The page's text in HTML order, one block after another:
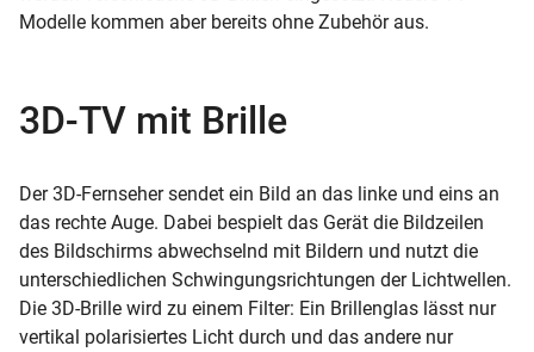
Modelle kommen aber bereits ohne Zubehör aus.
3D-TV mit Brille
Der 3D-Fernseher sendet ein Bild an das linke und eins an
das rechte Auge. Dabei bespielt das Gerät die Bildzeilen
des Bildschirms abwechselnd mit Bildern und nutzt die
unterschiedlichen Schwingungsrichtungen der Lichtwellen.
Die 3D-Brille wird zu einem Filter: Ein Brillenglas lässt nur
vertikal polarisiertes Licht durch und das andere nur